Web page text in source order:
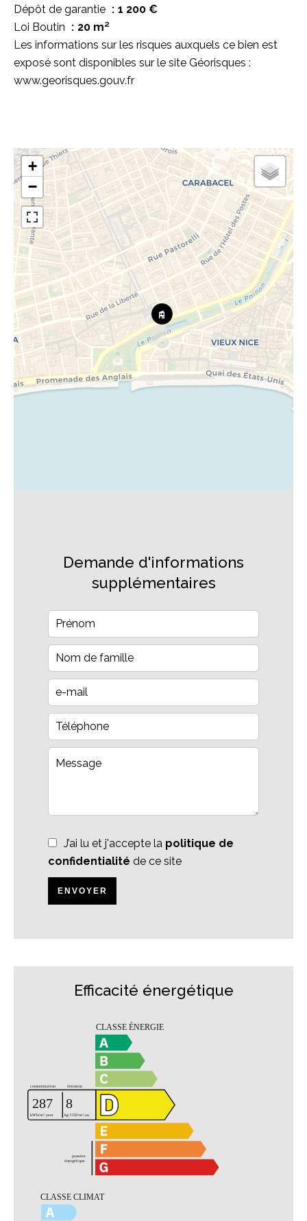
Dépôt de garantie
1 200 €
Loi Boutin
20 m²
Les informations sur les risques auxquels ce bien est
exposé sont disponibles sur le site Géorisques :
www.georisques.gouv.fr
+
−
Demande d'informations
supplémentaires
J’ai lu et j'accepte la politique de
confidentialité de ce site
ENVOYER
Efficacité énergétique